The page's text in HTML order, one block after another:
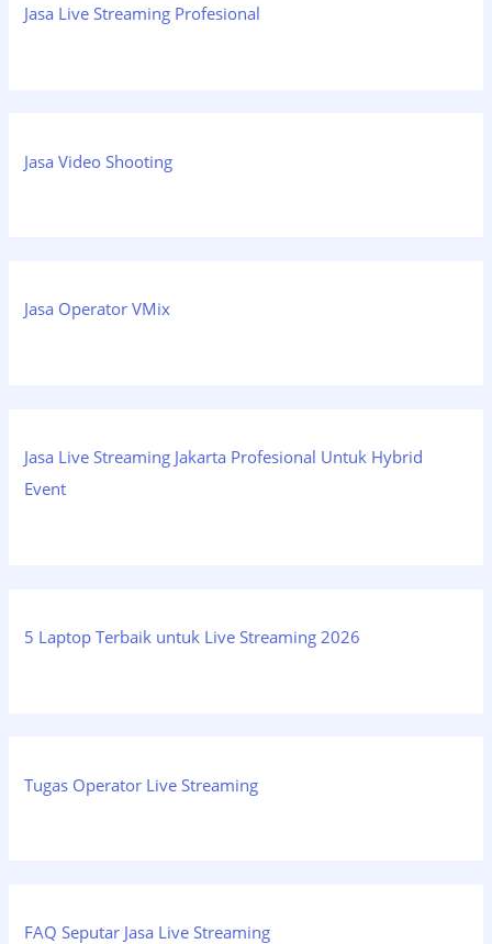
Jasa Live Streaming Profesional
Jasa Video Shooting
Jasa Operator VMix
Jasa Live Streaming Jakarta Profesional Untuk Hybrid
Event
5 Laptop Terbaik untuk Live Streaming 2026
Tugas Operator Live Streaming
FAQ Seputar Jasa Live Streaming